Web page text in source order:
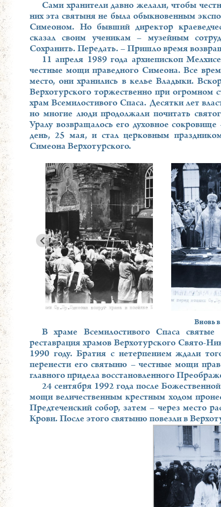
Сами хранители давно желали, чтобы
них эта святыня не была обыкновенным
Симеоном. Но бывший директор
сказал своим ученикам – музейным
Сохранить. Передать. – Пришло время
11 апреля 1989 года архиепископ
честные мощи праведного Симеона. Все
место, они хранились в келье Владыки.
Верхотурского торжественно при огромном
храм Всемилостивого Спаса. Десятки лет
но многие люди продолжали почитать
Уралу возвращалось его духовное
день, 25 мая, и стал церковным
Симеона Верхотурского.
Вновь
В храме Всемилостивого Спаса
реставрация храмов Верхотурского Свято-
1990 году. Братия с нетерпением ждали
перенести его святыню – честные мощи
главного придела восстановленного
24 сентября 1992 года после
мощи величественным крестным ходом
Предтеченский собор, затем – через место
Крови. После этого святыню повезли в